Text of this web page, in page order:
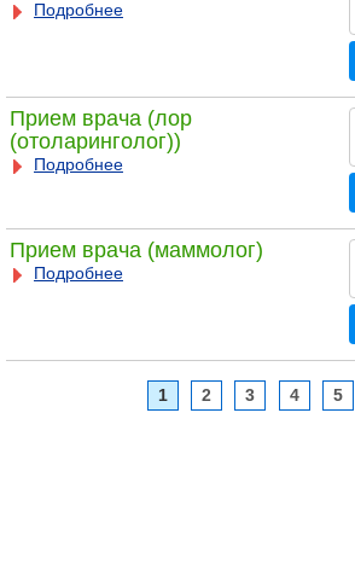
Подробнее
Прием врача (лор
(отоларинголог))
Подробнее
Прием врача (маммолог)
Подробнее
1 2 3 4 5